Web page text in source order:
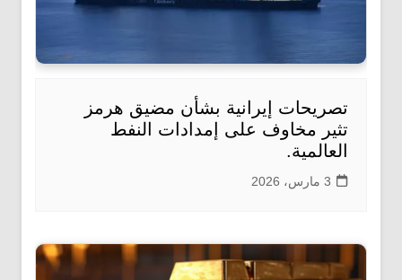
تصريحات إيرانية بشأن مضيق هرمز
تثير مخاوف على إمدادات النفط
العالمية.
3 مارس، 2026